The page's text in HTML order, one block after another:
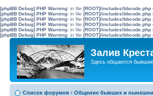
[phpBB Debug] PHP Warning: in file [ROOT]/includes/bbcode.php
[phpBB Debug] PHP Warning: in file [ROOT]/includes/bbcode.php
[phpBB Debug] PHP Warning: in file [ROOT]/includes/bbcode.php
[phpBB Debug] PHP Warning: in file [ROOT]/includes/bbcode.php
[phpBB Debug] PHP Warning: in file [ROOT]/includes/bbcode.php
[phpBB Debug] PHP Warning: in file [ROOT]/includes/bbcode.php
Залив
Здесь общаются бывшие
Список форумов ‹ Общение бывших и